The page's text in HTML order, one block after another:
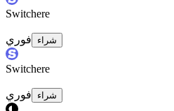
Switchere
فوري شراء
Switchere
فوري شراء